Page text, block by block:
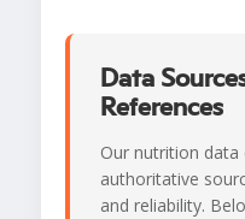
Data
References
Our nutrition
authoritative
and reliability.